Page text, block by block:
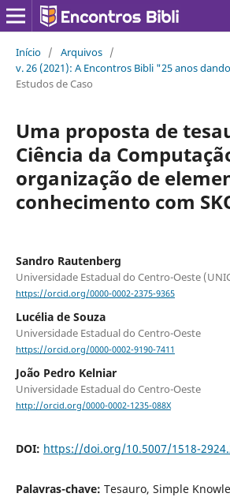
Início / Arquivos /
v. 26 (2021): A Encontros Bibli "25 anos
Estudos de Caso
Uma proposta de
Ciência da
organização de
conhecimento com
Sandro Rautenberg
Universidade Estadual do Centro-Oeste
https://orcid.org/0000-0002-2375-9365
Lucélia de Souza
Universidade Estadual do Centro-Oeste
https://orcid.org/0000-0002-9190-7411
João Pedro Kelniar
Universidade Estadual do Centro-Oeste
http://orcid.org/0000-0002-1235-088X
DOI: https://doi.org/10.5007/1518-
Palavras-chave: Tesauro, Simple